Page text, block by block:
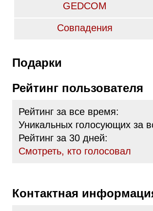
GEDCOM
Совпадения
Подарки
Рейтинг пользователя
Рейтинг за все время:
Уникальных голосующих за
Рейтинг за 30 дней:
Cмотреть, кто голосовал
Контактная